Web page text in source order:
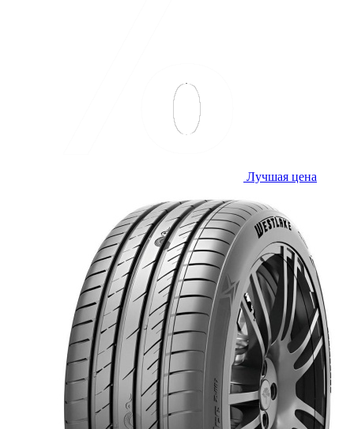
Лучшая цена